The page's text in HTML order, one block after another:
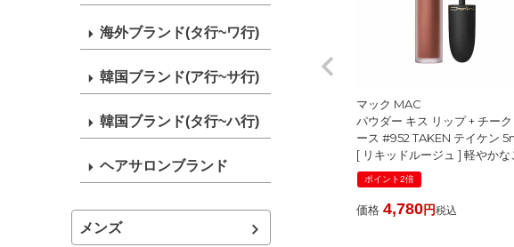
海外ブランド(タ行~ワ行)
韓国ブランド(ア行~サ行)
韓国ブランド(タ行~ハ行)
ヘアサロンブランド
メンズ
マック MAC
パウダー キス リップ + チーク
ース #952 TAKEN テイケン
[ リキッドルージュ ] 軽やかな
れウォームライトブラウン ☆
荷01 2026春
ポイント2倍
価格 4,780 税込